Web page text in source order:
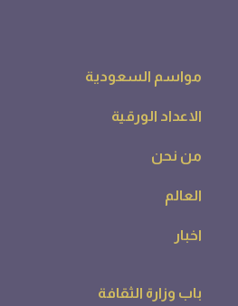
مواسم السعودية
الاعداد الورقية
من نحن
العالم
اخبار
باب وزارة الثقافة